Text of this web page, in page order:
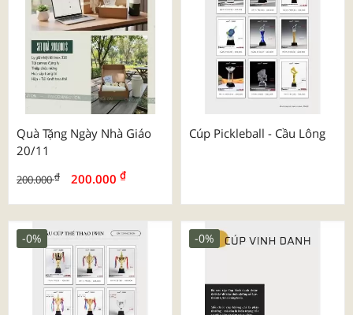
Quà Tặng Ngày Nhà Giáo
20/11
200.000₫ 200.000 ₫
Cúp Pickleball - Cầu Lông
-0% -0%